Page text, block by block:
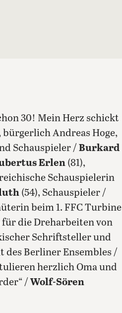
30! Mein Herz schickt
bürgerlich Andreas Hoge,
Schauspieler / Burkard
Erlen (81),
Schauspielerin
(54), Schauspieler /
beim 1. FFC Turbine
die Dreharbeiten von
Schriftsteller und
des Berliner Ensembles /
herzlich Oma und
/ Wolf-Sören